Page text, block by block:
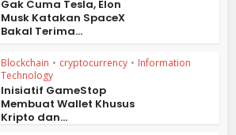
Gak Cuma Tesla, Elon
Musk Katakan SpaceX
Bakal Terima...
Blockchain • cryptocurrency • Information
Technology
Inisiatif GameStop
Membuat Wallet Khusus
Kripto dan...